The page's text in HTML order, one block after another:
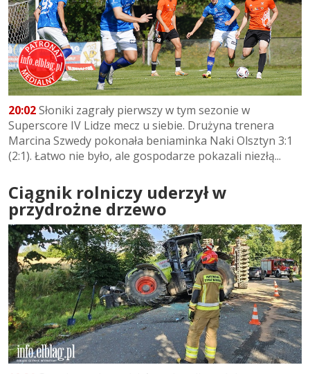
20:02Słoniki zagrały pierwszy w tym sezonie w
Superscore IV Lidze mecz u siebie. Drużyna trenera
Marcina Szwedy pokonała beniaminka Naki Olsztyn 3:1
(2:1). Łatwo nie było, ale gospodarze pokazali niezłą...
Ciągnik rolniczy uderzył w
przydrożne drzewo